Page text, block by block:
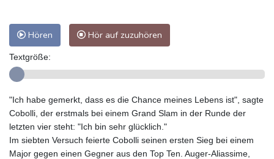
Hören Hör auf zuzuhören
Textgröße:
"Ich habe gemerkt, dass es die Chance meines Lebens ist", sagte
Cobolli, der erstmals bei einem Grand Slam in der Runde der
letzten vier steht: "Ich bin sehr glücklich."
Im siebten Versuch feierte Cobolli seinen ersten Sieg bei einem
Major gegen einen Gegner aus den Top Ten. Auger-Aliassime,